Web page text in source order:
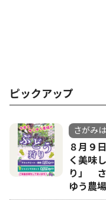
ピックアップ
さがみ
８月９
く美味
り」 さ
ゆう農場